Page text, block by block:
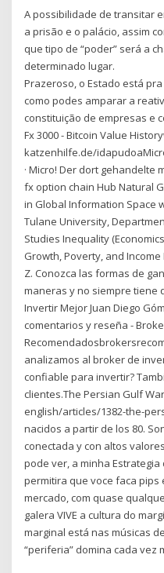
A possibilidade de transitar
a prisão e o palácio, assim
que tipo de “poder” será a
determinado lugar.
Prazeroso, o Estado está
como podes amparar a
constituição de empresas e
Fx 3000 - Bitcoin Value
katzenhilfe.de/
· Micro! Der dort gehandelte
fx option chain Hub Natural
in Global Information Space
Tulane University,
Studies Inequality
Growth, Poverty, and
Z. Conozca las formas de
maneras y no siempre tiene
Invertir Mejor Juan Diego
comentarios y reseña -
analizamos al broker de
confiable para invertir?
clientes.The Persian Gulf
english/articles/1382-the-
nacidos a partir de los 80.
conectada y con altos
pode ver, a minha
permitira que voce faca pips
mercado, com quase
galera VIVE a cultura do
marginal está nas músicas
“periferia” domina cada vez